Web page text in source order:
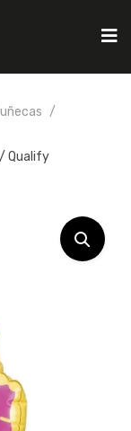
Qualify